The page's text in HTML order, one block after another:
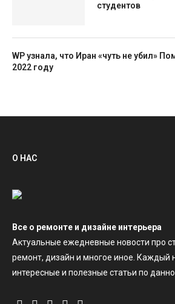
студентов
WP узнала, что Иран «чуть не убил»
2022 году
О НАС
Все о ремонте и дизайне интерьера
Актуальные ежедневные новости про
ремонт, дизайн и многое иное. Каждый
интересные и полезные статьи по